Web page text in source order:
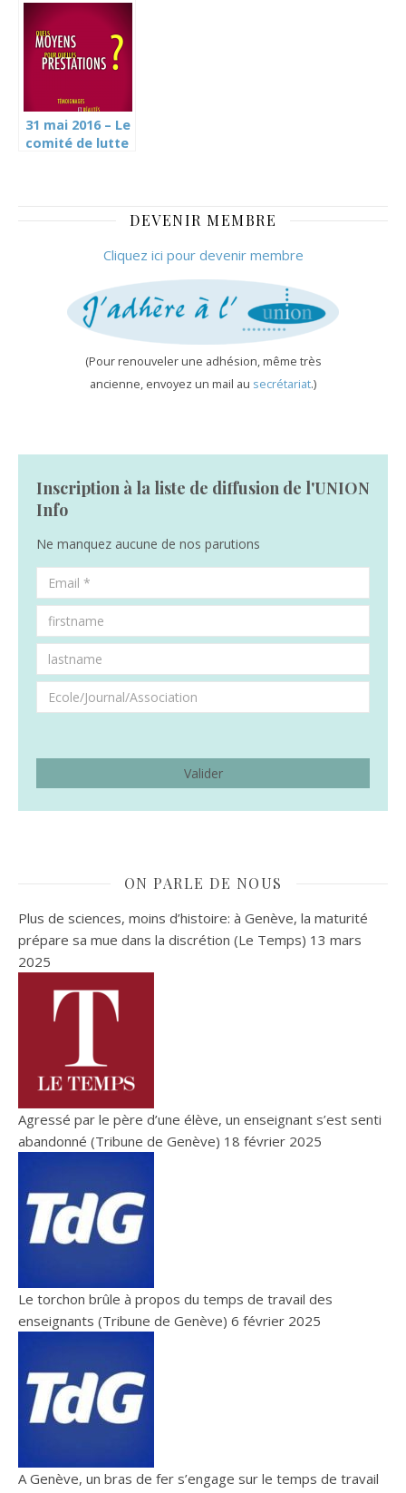
23 à Genève
31 mai 2016 – Le
comité de lutte
prestations ? »
DEVENIR MEMBRE
Cliquez ici pour devenir membre
(Pour renouveler une adhésion, même très
ancienne, envoyez un mail au secrétariat.)
Inscription à la liste de diffusion de l'UNION
Info
Ne manquez aucune de nos parutions
ON PARLE DE NOUS
Plus de sciences, moins d’histoire: à Genève, la maturité
prépare sa mue dans la discrétion (Le Temps) 13 mars
2025
Agressé par le père d’une élève, un enseignant s’est senti
abandonné (Tribune de Genève) 18 février 2025
Le torchon brûle à propos du temps de travail des
enseignants (Tribune de Genève) 6 février 2025
A Genève, un bras de fer s’engage sur le temps de travail